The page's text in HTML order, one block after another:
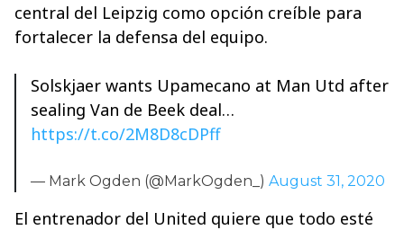
central del Leipzig como opción creíble para
fortalecer la defensa del equipo.
Solskjaer wants Upamecano at Man Utd after
sealing Van de Beek deal…
https://t.co/2M8D8cDPff
— Mark Ogden (@MarkOgden_) August 31, 2020
El entrenador del United quiere que todo esté